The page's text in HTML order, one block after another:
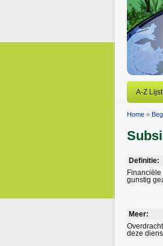
A-Z Lijst
Home »
Definitie:
gunstig
Meer:
deze